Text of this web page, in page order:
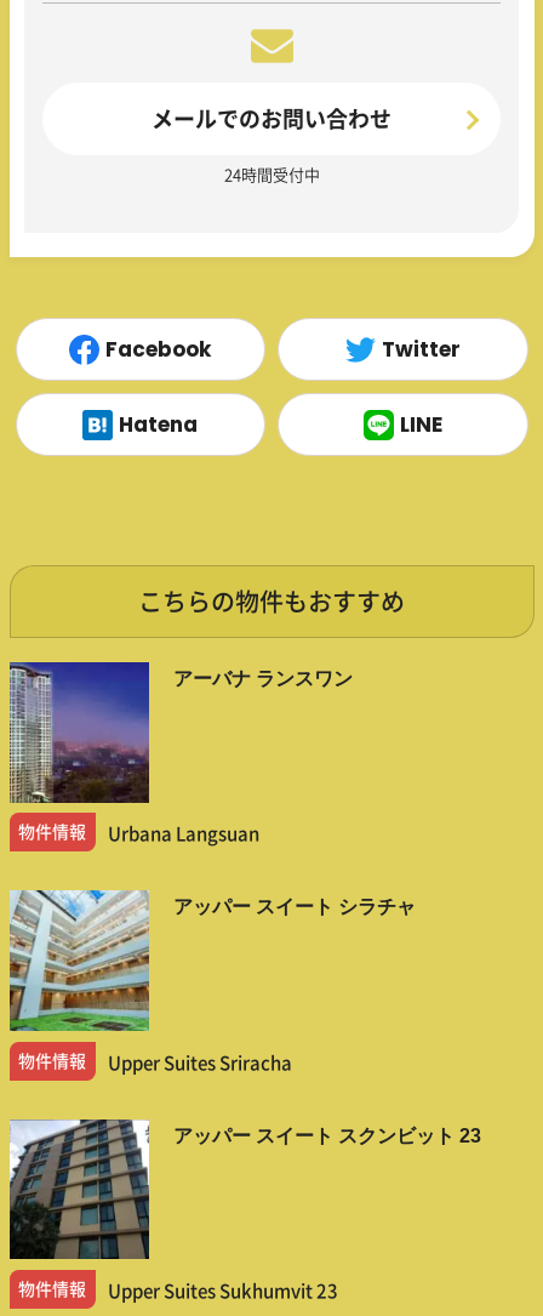
メールでのお問い合わせ
24時間受付中
Facebook Twitter
Hatena LINE
こちらの物件もおすすめ
アーバナ ランスワン
物件情報 Urbana Langsuan
アッパー スイート シラチャ
物件情報 Upper Suites Sriracha
アッパー スイート スクンビット 23
物件情報 Upper Suites Sukhumvit 23